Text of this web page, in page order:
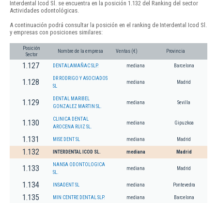
Interdental Icod Sl. se encuentra en la posición 1.132 del Ranking del sector
Actividades odontológicas.
A continuación podrá consultar la posición en el ranking de Interdental Icod Sl.
y empresas con posiciones similares:
Posición
Sector
Nombre de la empresa Ventas (€) Provincia
1.127 DENTALAMAÑAC SLP. mediana Barcelona
1.128
DR RODRIGO Y ASOCIADOS
SL
mediana Madrid
1.129
DENTAL MARIBEL
GONZALEZ MARTIN SL.
mediana Sevilla
1.130
CLINICA DENTAL
AROCENA RUIZ SL.
mediana Gipuzkoa
1.131 MISE DENT SL mediana Madrid
1.132 INTERDENTAL ICOD SL. mediana Madrid
1.133
NANSA ODONTOLOGICA
SL.
mediana Madrid
1.134 INSADENT SL mediana Pontevedra
1.135 MIN CENTRE DENTAL SLP. mediana Barcelona